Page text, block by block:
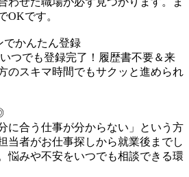
OKです。
でかんたん登録
つでも登録完了！履歴書不要＆来
のスキマ時間でもサクッと進められ
に合う仕事が分からない」という方
当者がお仕事探しから就業後までし
悩みや不安をいつでも相談できる環